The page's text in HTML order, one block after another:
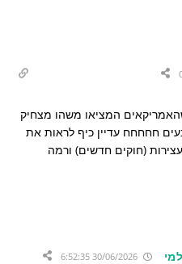
המציאו משהו מצחיק
חחחחח עדיין כיף לראות את
(חוקים חדשים) ורמה
30/06/2026 6:52:35